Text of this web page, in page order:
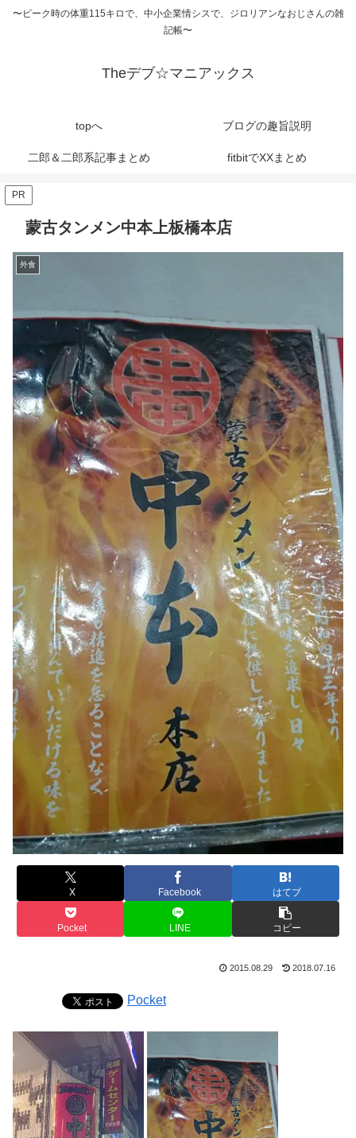
〜ピーク時の体重115キロで、中小企業情シスで、ジロリアンなおじさんの雑
記帳〜
Theデブ☆マニアックス
topへ ブログの趣旨説明
二郎＆二郎系記事まとめ fitbitでXXまとめ
PR
蒙古タンメン中本上板橋本店
外食
X Facebook はてブ
Pocket LINE コピー
2015.08.29 2018.07.16
Pocket